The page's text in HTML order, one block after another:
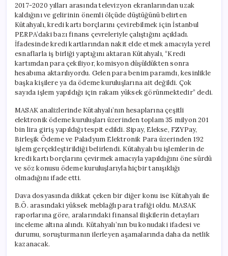
2017-2020 yılları arasında televizyon ekranlarından uzak
kaldığını ve gelirinin önemli ölçüde düştüğünü belirten
Kütahyalı, kredi kartı borçlarını çevirebilmek için İstanbul
PERPA’daki bazı finans çevreleriyle çalıştığını açıkladı.
İfadesinde kredi kartlarından nakit elde etmek amacıyla yerel
esnaflarla iş birliği yaptığını aktaran Kütahyalı, “Kredi
kartımdan para çekiliyor, komisyon düşüldükten sonra
hesabıma aktarılıyordu. Gelen para benim paramdı, kesinlikle
başka kişilere ya da ödeme kuruluşlarına ait değildi. Çok
sayıda işlem yapıldığı için rakam yüksek görünmektedir” dedi.
MASAK analizlerinde Kütahyalı’nın hesaplarına çeşitli
elektronik ödeme kuruluşları üzerinden toplam 35 milyon 201
bin lira giriş yapıldığı tespit edildi. Sipay, Elekse, FZYPay,
Birleşik Ödeme ve Paladyum Elektronik Para üzerinden 192
işlem gerçekleştirildiği belirlendi. Kütahyalı bu işlemlerin de
kredi kartı borçlarını çevirmek amacıyla yapıldığını öne sürdü
ve söz konusu ödeme kuruluşlarıyla hiçbir tanışıklığı
olmadığını ifade etti.
Dava dosyasında dikkat çeken bir diğer konu ise Kütahyalı ile
B.Ö. arasındaki yüksek meblağlı para trafiği oldu. MASAK
raporlarına göre, aralarındaki finansal ilişkilerin detayları
inceleme altına alındı. Kütahyalı’nın bu konudaki ifadesi ve
durumu, soruşturmanın ilerleyen aşamalarında daha da netlik
kazanacak.